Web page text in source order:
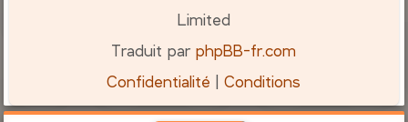
Limited
Traduit parphpBB-fr.com
Confidentialité |Conditions